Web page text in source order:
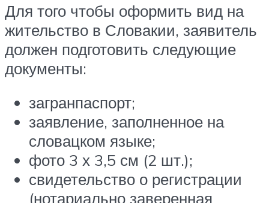
Для того чтобы оформить вид на
жительство в Словакии, заявитель
должен подготовить следующие
документы:
загранпаспорт;
заявление, заполненное на
словацком языке;
фото 3 х 3,5 см (2 шт.);
свидетельство о регистрации
(нотариально заверенная